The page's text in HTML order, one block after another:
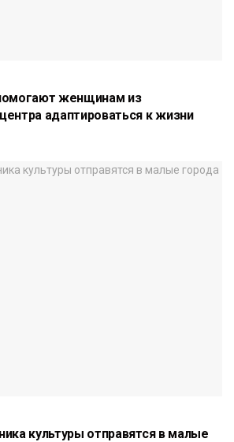
женщинам из
адаптироваться к жизни
культуры отправятся в малые